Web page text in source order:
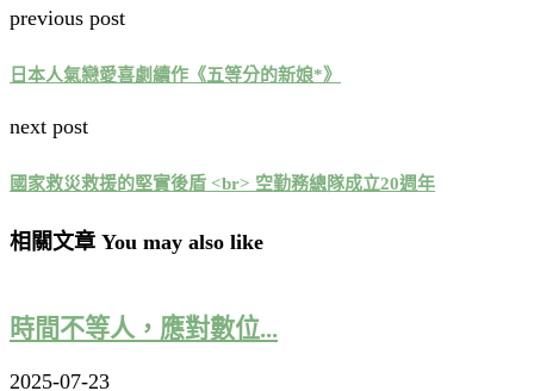
previous post
日本人氣戀愛喜劇續作《五等分的新娘*》
next post
國家救災救援的堅實後盾 <br> 空勤務總隊成立20週年
相關文章 You may also like
時間不等人，應對數位...
2025-07-23